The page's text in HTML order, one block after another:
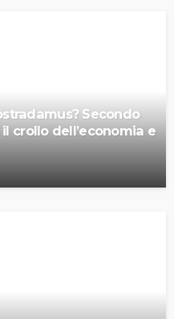
Secondo
crollo dell’economia e